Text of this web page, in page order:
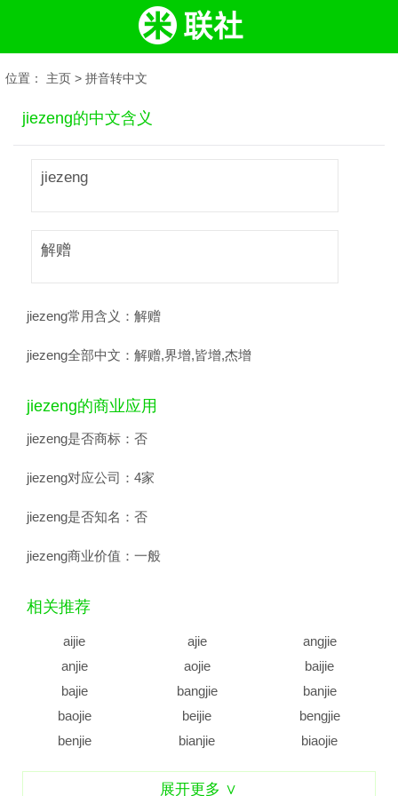
位置： 主页 > 拼音转中文
jiezeng的中文含义
jiezeng
解赠
jiezeng常用含义： 解赠
jiezeng全部中文： 解赠,界增,皆增,杰增
jiezeng的商业应用
jiezeng是否商标： 否
jiezeng对应公司： 4家
jiezeng是否知名： 否
jiezeng商业价值： 一般
相关推荐
aijie ajie
angjie
anjie
aojie
baijie
bajie
bangjie
banjie
baojie
beijie
bengjie
benjie
bianjie
biaojie
bojie
展开更多 ∨